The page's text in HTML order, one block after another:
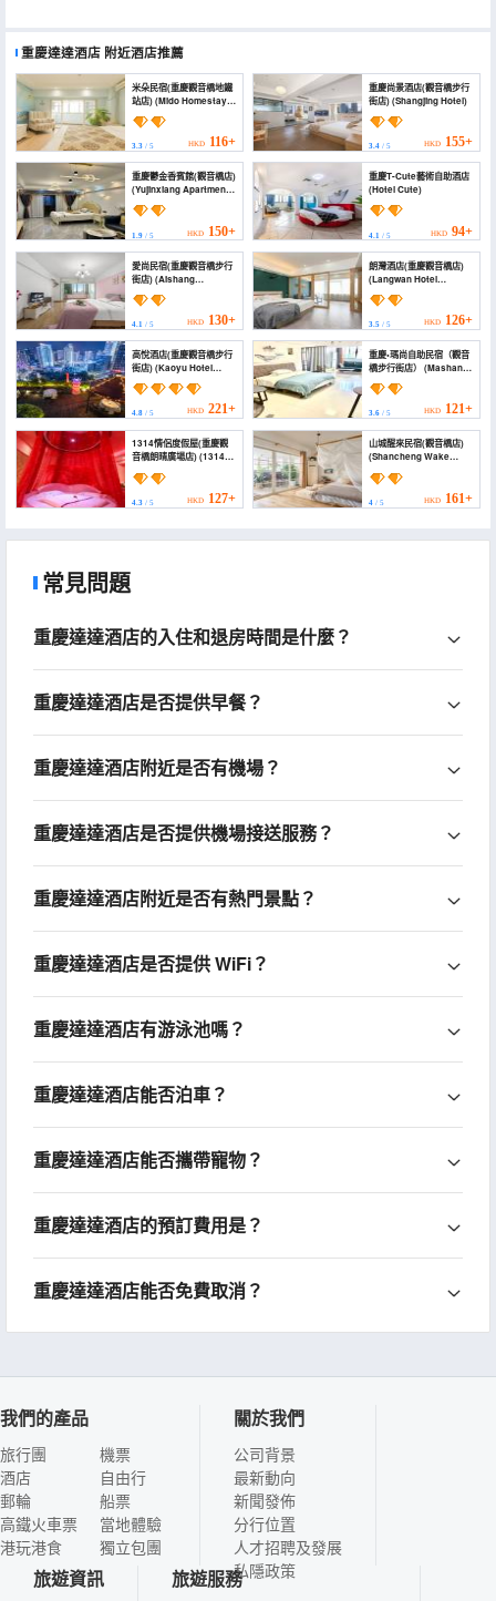
重慶達達酒店 附近酒店推薦
米朵民宿(重慶觀音橋地鐵
站店) (Mido Homestay
(Chongqing
Guanyinqiao Subway
Station))
3.3 / 5 HKD 116+
重慶尚景酒店(觀音橋步行
街店) (Shangjing Hotel)
3.4/ 5 HKD 155+
重慶鬱金香賓館(觀音橋店)
(Yujinxiang Apartment
Hotel)
1.9 / 5 HKD 150+
重慶T-Cute藝術自助酒店
(Hotel Cute)
4.1/ 5 HKD 94+
愛尚民宿(重慶觀音橋步行
街店) (Aishang
Homestay (Chongqing
Guanyin Bridge
Pedestrian Street))
4.1 / 5 HKD 130+
朗灣酒店(重慶觀音橋店)
(Langwan Hotel
(Chongqing
Guanyinqiao))
3.5/ 5 HKD 126+
高悅酒店(重慶觀音橋步行
街店) (Kaoyu Hotel
(Chongqing
Guanyinqiao
Pedestrian Street))
4.8 / 5 HKD 221+
重慶•瑪尚自助民宿（觀音
橋步行街店） (Mashang
Hotel (Guanyinqiao
Pedestrian Street))
3.6/ 5 HKD 121+
1314情侶度假屋(重慶觀
音橋朗晴廣場店) (1314
Couples' Holiday Hotel
(Chongqing
Guanyinqiao))
4.3 / 5 HKD 127+
山城醒來民宿(觀音橋店)
(Shancheng Wake
Homestay
(Guanyinqiao Branch))
4/ 5 HKD 161+
常見問題
重慶達達酒店的入住和退房時間是什麼？
重慶達達酒店是否提供早餐？
重慶達達酒店附近是否有機場？
重慶達達酒店是否提供機場接送服務？
重慶達達酒店附近是否有熱門景點？
重慶達達酒店是否提供 WiFi？
重慶達達酒店有游泳池嗎？
重慶達達酒店能否泊車？
重慶達達酒店能否攜帶寵物？
重慶達達酒店的預訂費用是？
重慶達達酒店能否免費取消？
我們的產品
旅行團
酒店
郵輪
高鐵火車票
港玩港食
機票
自由行
船票
當地體驗
獨立包團
關於我們
公司背景
最新動向
新聞發佈
分行位置
人才招聘及發展
私隱政策
旅遊資訊 旅遊服務